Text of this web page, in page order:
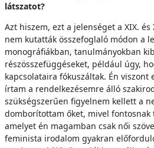
látszatot?
Azt hiszem, ezt a jelenséget a XIX. és
nem kutatták összefoglaló módon a
monográfiákban, tanulmányokban
részösszefüggéseket, például úgy,
kapcsolataira fókuszáltak. Én viszont
írtam a rendelkezésemre álló
szükségszerűen figyelnem kellett a
domborítottam őket, mivel fontosnak
amelyet én magamban csak női
feminista irodalom gyakran